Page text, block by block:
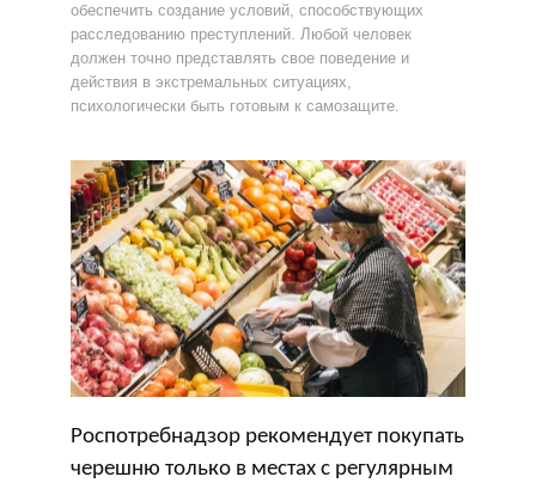
обеспечить создание условий, способствующих
расследованию преступлений. Любой человек
должен точно представлять свое поведение и
действия в экстремальных ситуациях,
психологически быть готовым к самозащите.
Роспотребнадзор рекомендует покупать
черешню только в местах с регулярным